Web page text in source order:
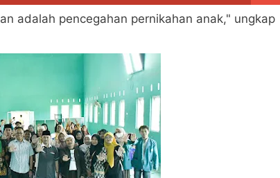
adalah pencegahan pernikahan anak," ungkap